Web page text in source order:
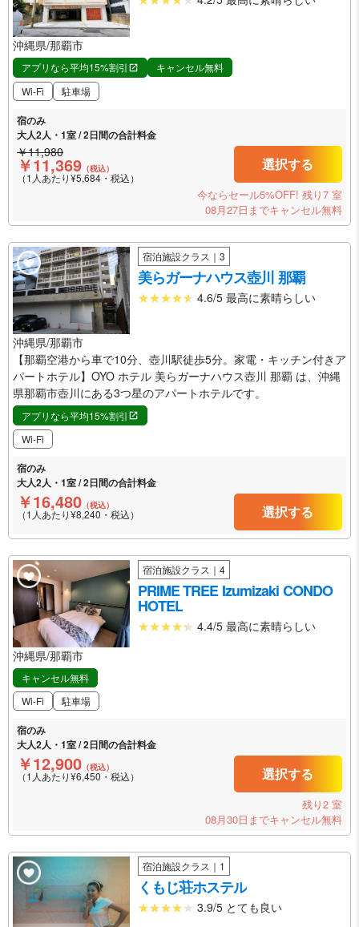
沖縄県/那覇市
アプリなら平均15%割引
キャンセル無料
Wi-Fi
駐車場
宿のみ
大人2人・1室 / 2日間の合計料金
￥11,980
￥11,369 （税込）
（1人あたり¥5,684・税込）
選択する
今ならセール5%OFF! 残り7 室
08月27日までキャンセル無料
宿泊施設クラス｜3
美らガーナハウス壺川 那覇
4.6/5 最高に素晴らしい
沖縄県/那覇市
【那覇空港から車で10分、壺川駅徒歩5分。家電・キッチン付きア
パートホテル】OYO ホテル 美らガーナハウス壺川 那覇 は、沖縄
県那覇市壺川にある3つ星のアパートホテルです。
アプリなら平均15%割引
Wi-Fi
宿のみ
大人2人・1室 / 2日間の合計料金
￥16,480 （税込）
（1人あたり¥8,240・税込） 選択する
宿泊施設クラス｜4
PRIME TREE Izumizaki CONDO
HOTEL
4.4/5 最高に素晴らしい
沖縄県/那覇市
キャンセル無料
Wi-Fi
駐車場
宿のみ
大人2人・1室 / 2日間の合計料金
￥12,900 （税込）
（1人あたり¥6,450・税込） 選択する
残り2 室
08月30日までキャンセル無料
宿泊施設クラス｜1
くもじ荘ホステル
3.9/5 とても良い